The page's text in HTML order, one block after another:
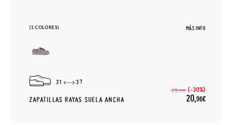
(1 COLORES) MÁS INFO
31 37
ZAPATILLAS RAYAS SUELA ANCHA
29,95€ (-30%)
20,96€